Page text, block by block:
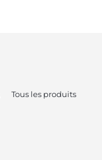
Tous les produits